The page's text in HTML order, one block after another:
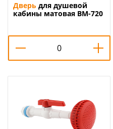
Дверь для душевой
кабины матовая ВМ-720